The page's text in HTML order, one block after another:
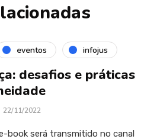
eventos infojus
desafios e práticas
22/11/2022
book será transmitido no canal